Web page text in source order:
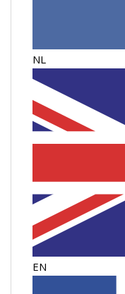
NL
EN